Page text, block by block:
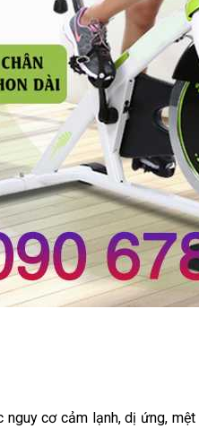
cơ cảm lạnh, dị ứng,